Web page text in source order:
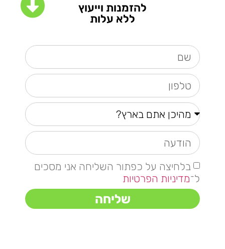
להזמנות וייעוץ
ללא עלות
בלחיצה על כפתור השליחה אני מסכים
ל־מדיניות הפרטיות
שליחה